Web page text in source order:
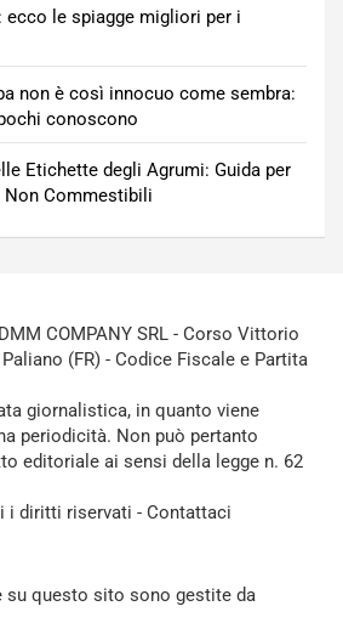
ecco le spiagge migliori per i
non è così innocuo come sembra:
conoscono
Etichette degli Agrumi: Guida per
Non Commestibili
COMPANY SRL - Corso Vittorio
(FR) - Codice Fiscale e Partita
giornalistica, in quanto viene
periodicità. Non può pertanto
editoriale ai sensi della legge n. 62
i diritti riservati - Contattaci
su questo sito sono gestite da